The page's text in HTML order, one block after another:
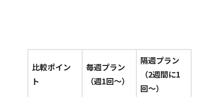
比較ポイン
ト
毎週プラン
（週1回〜）
隔週プラン
（2週間に1
回〜）